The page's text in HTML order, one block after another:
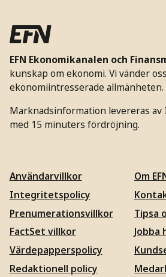
EFN Ekonomikanalen och
kunskap om ekonomi. Vi vänder
ekonomiintresserade allmänheten.
Marknadsinformation levereras
med 15 minuters fördröjning.
Användarvillkor
Integritetspolicy
Prenumerationsvillkor
FactSet villkor
Värdepapperspolicy
Redaktionell policy
Om
Tipsa
Jobba